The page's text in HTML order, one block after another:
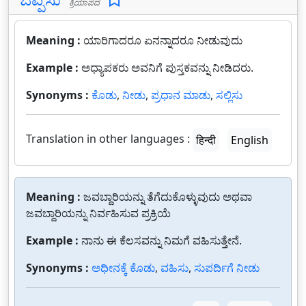
Meaning : ಯಾರಿಗಾದರೂ ಏನನ್ನಾದರೂ ನೀಡುವುದು
Example : ಅಧ್ಯಾಪಕರು ಅವನಿಗೆ ಪುಸ್ತಕವನ್ನು ನೀಡಿದರು.
Synonyms : ಕೊಡು, ನೀಡು, ಪ್ರಧಾನ ಮಾಡು, ಸಲ್ಲಿಸು
Translation in other languages : हिन्दी English
Meaning : ಜವಬ್ದಾರಿಯನ್ನು ತೆಗೆದುಕೊಳ್ಳುವುದು ಅಥವಾ
ಜವಬ್ದಾರಿಯನ್ನು ನಿರ್ವಹಿಸುವ ಪ್ರಕ್ರಿಯೆ
Example : ನಾನು ಈ ಕೆಲಸವನ್ನು ನಿಮಗೆ ವಹಿಸುತ್ತೇನೆ.
Synonyms : ಅಧೀನಕ್ಕೆ ಕೊಡು, ವಹಿಸು, ಸುಪರ್ದಿಗೆ ನೀಡು